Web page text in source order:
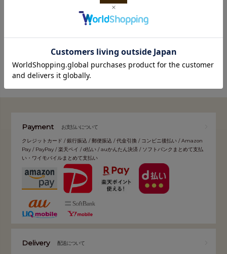
FOLLOW
Payment お支払いについて
クレジットカード / 銀行振込 / 郵便振込 / 代金引換 / コンビニ後払い / Amazon
Pay / PayPay / 楽天ペイ / d払い / auかんたん決済 / ソフトバンクまとめて支払
い・ワイモバイルまとめて支払い
Delivery 配送について